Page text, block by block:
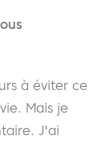
à éviter ce
Mais je
J'ai